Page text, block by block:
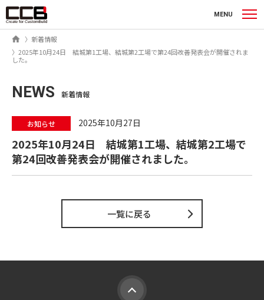
MENU
ホーム新着情報
2025年10月24日 結城第1工場、結城第2工場で第24回改善発表会が開催されま
した。
NEWS 新着情報
お知らせ 2025年10月27日
2025年10月24日 結城第1工場、結城第2工場で
第24回改善発表会が開催されました。
一覧に戻る